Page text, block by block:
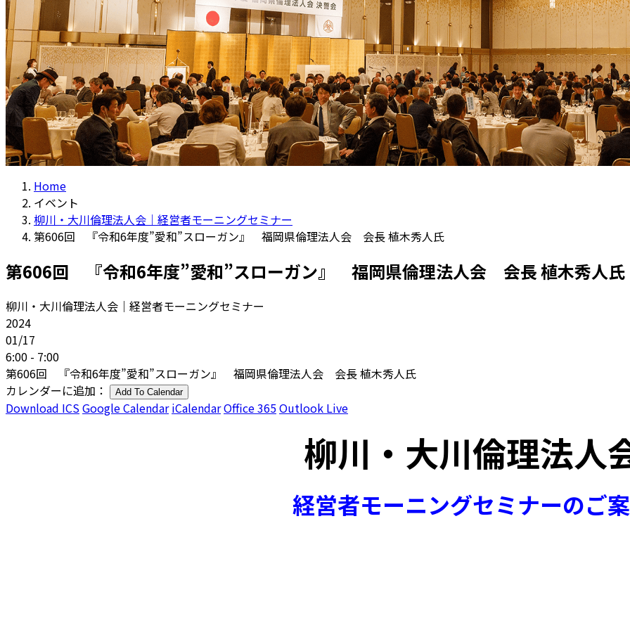
Home
イベント
柳川・大川倫理法人会｜経営者モーニングセミナー
第606回 『令和6年度”愛和”スローガン』 福岡県倫理法人会 会長 植木秀人氏
第606回 『令和6年度”愛和”スローガン』 福岡県倫理法人会 会長 植木秀人氏
柳川・大川倫理法人会｜経営者モーニングセミナー
2024
01/17
6:00 - 7:00
第606回 『令和6年度”愛和”スローガン』 福岡県倫理法人会 会長 植木秀人氏
カレンダーに追加：
Add To Calendar
Download ICSGoogle Calendar iCalendarOffice 365Outlook Live
柳川・大川倫理法人
経営者モーニングセミナーのご